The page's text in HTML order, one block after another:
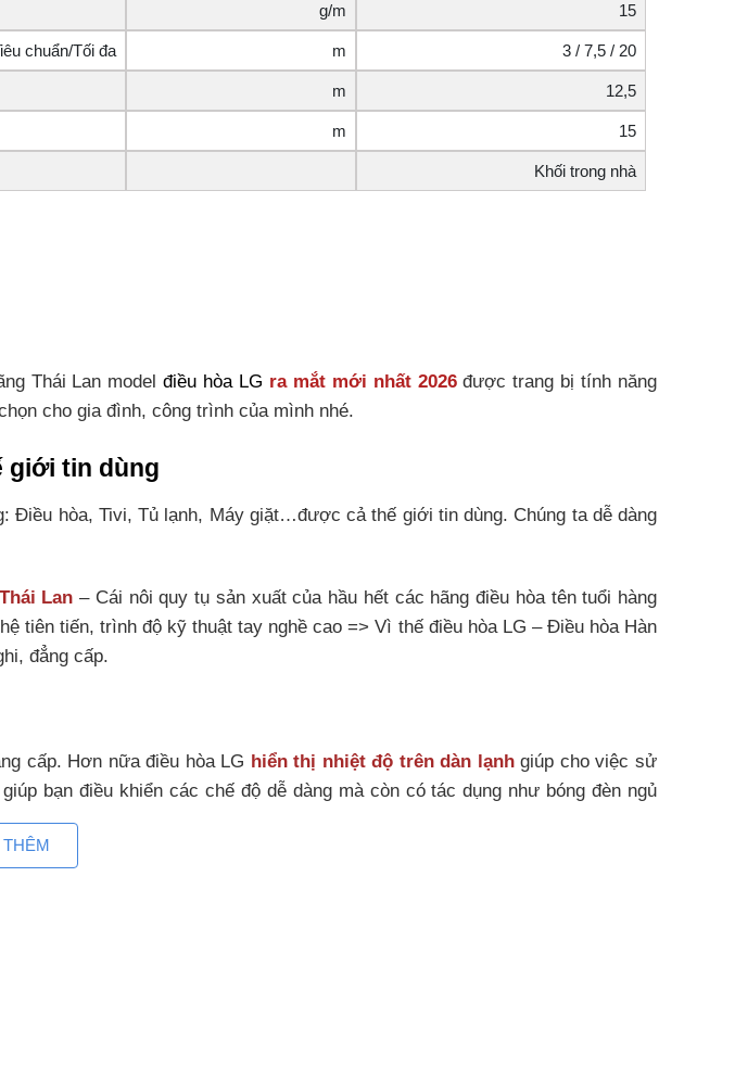
g/m 15
chuẩn/Tối đa m 3 / 7,5 / 20
m 12,5
m 15
Khối trong nhà
Thái Lan modelđiều hòa LG ra mắt mới nhất 2026được trang bị tính năng
cho gia đình, công trình của mình nhé.
giới tin dùng
Điều hòa, Tivi, Tủ lạnh, Máy giặt…được cả thế giới tin dùng. Chúng ta dễ dàng
Lan – Cái nôi quy tụ sản xuất của hầu hết các hãng điều hòa tên tuổi hàng
tiên tiến, trình độ kỹ thuật tay nghề cao => Vì thế điều hòa LG – Điều hòa Hàn
đẳng cấp.
cấp. Hơn nữa điều hòa LG hiển thị nhiệt độ trên dàn lạnhgiúp cho việc sử
bạn điều khiển các chế độ dễ dàng mà còn có tác dụng như bóng đèn ngủ
tiết kiệm tới 70% điện năng tiêu thụ so với máy điều hoà thông thường, làm
bỉ và kéo dài tuổi thọ cho máy.